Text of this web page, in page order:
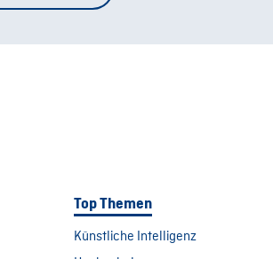
Top Themen
Künstliche Intelligenz